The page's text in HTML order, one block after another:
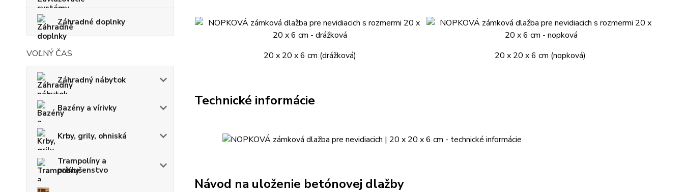
Záhradné doplnky
VOĽNÝ ČAS
Záhradný nábytok
Bazény a vírivky
Krby, grily, ohniská
Trampolíny a
príslušenstvo
20 x 20 x 6 cm (drážková) 20 x 20 x 6 cm (nopková)
Technické informácie
Návod na uloženie betónovej dlažby